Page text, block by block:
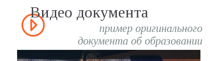
Видео документа
пример оригинального
документа об образовании